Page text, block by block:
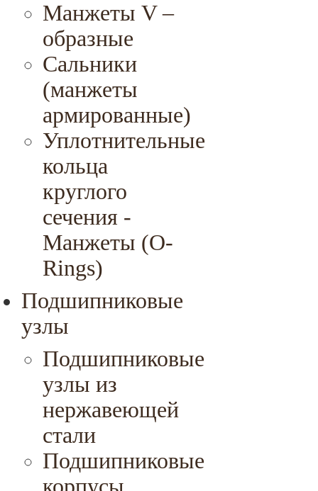
Манжеты V –
образные
Сальники
(манжеты
армированные)
Уплотнительные
кольца
круглого
сечения -
Манжеты (O-
Rings)
Подшипниковые
узлы
Подшипниковые
узлы из
нержавеющей
стали
Подшипниковые